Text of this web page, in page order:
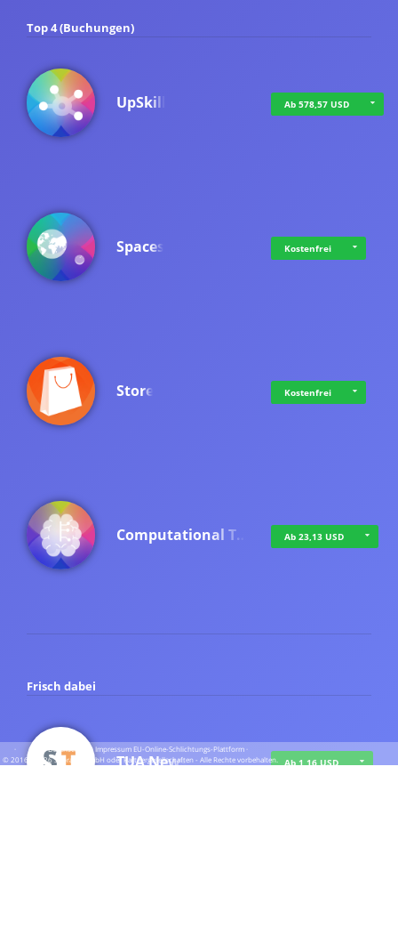
Top 4 (Buchungen)
UpSkill Ab 578,57 USD
Spaces Kostenfrei
Store Kostenfrei
Computational T… Ab 23,13 USD
Frisch dabei
TUA News Ab 1,16 USD
· · ·Datenschutz · Impressum EU-Online-Schlichtungs-Plattform ·
© 2016 - 2026 SupraTix GmbH oder Partnergesellschaften - Alle Rechte vorbehalten.